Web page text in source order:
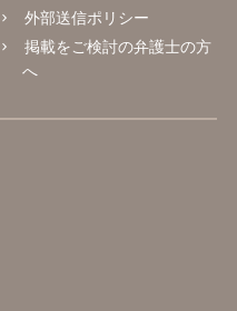
外部送信ポリシー
掲載をご検討の弁護士の方
へ